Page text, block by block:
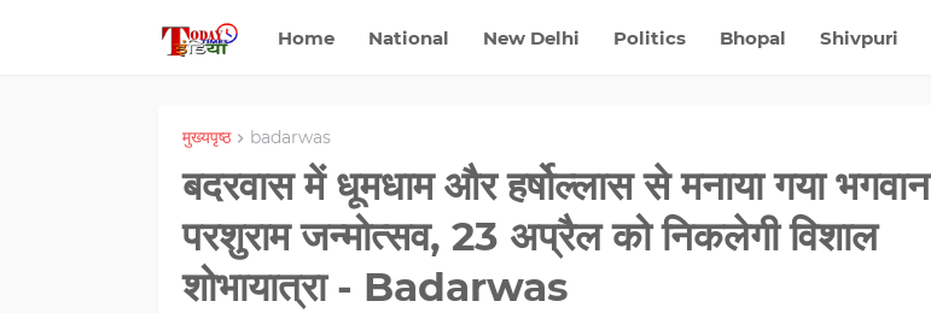
Home National New Delhi Politics Bhopal Shivpuri
मुख्यपृष्ठ badarwas
बदरवास में धूमधाम और हर्षोल्लास से मनाया गया भगवान
परशुराम जन्मोत्सव, 23 अप्रैल को निकलेगी विशाल
शोभायात्रा - Badarwas